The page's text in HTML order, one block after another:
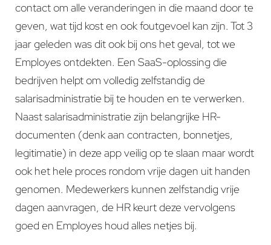
contact om alle veranderingen in die maand door te
geven, wat tijd kost en ook foutgevoel kan zijn. Tot 3
jaar geleden was dit ook bij ons het geval, tot we
Employes ontdekten. Een SaaS-oplossing die
bedrijven helpt om volledig zelfstandig de
salarisadministratie bij te houden en te verwerken.
Naast salarisadministratie zijn belangrijke HR-
documenten (denk aan contracten, bonnetjes,
legitimatie) in deze app veilig op te slaan maar wordt
ook het hele proces rondom vrije dagen uit handen
genomen. Medewerkers kunnen zelfstandig vrije
dagen aanvragen, de HR keurt deze vervolgens
goed en Employes houd alles netjes bij.